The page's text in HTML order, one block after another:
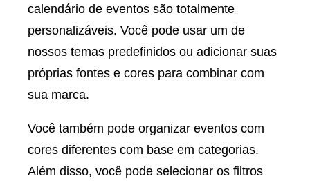
calendário de eventos são totalmente
personalizáveis. Você pode usar um de
nossos temas predefinidos ou adicionar suas
próprias fontes e cores para combinar com
sua marca.
Você também pode organizar eventos com
cores diferentes com base em categorias.
Além disso, você pode selecionar os filtros